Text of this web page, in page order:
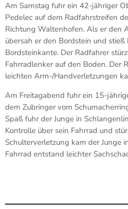
Am Samstag fuhr ein 42-jähriger
Pedelec auf dem Radfahrstreifen
Richtung Waltenhofen. Als er den
übersah er den Bordstein und
Bordsteinkante. Der Radfahrer
Fahrradlenker auf den Boden. Der
leichten Arm-/Handverletzungen
Am Freitagabend fuhr ein 15-
dem Zubringer vom
Spaß fuhr der Junge in
Kontrolle über sein Fahrrad und
Schulterverletzung kam der Junge
Fahrrad entstand leichter